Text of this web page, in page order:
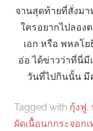
จานสุดท้ายที่สั่งมา
ใครอยากไปลอง
เอก หรือ พหลโ
อ่อ ได้ข่าวว่าที่นี่
วันที่ไปกินนั้น มี
Tagged with กุ้งฟู,
ผัดเนื้อนกกระจอก